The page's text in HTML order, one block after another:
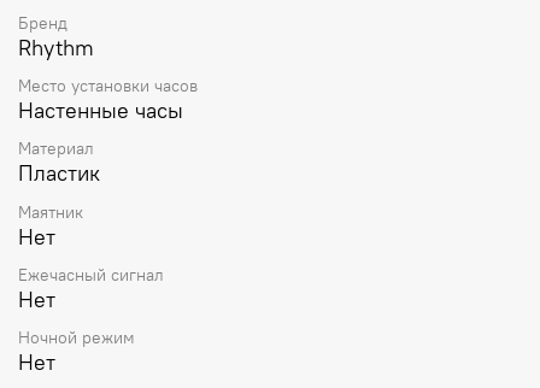
Бренд
Rhythm
Место установки часов
Настенные часы
Материал
Пластик
Маятник
Нет
Ежечасный сигнал
Нет
Ночной режим
Нет